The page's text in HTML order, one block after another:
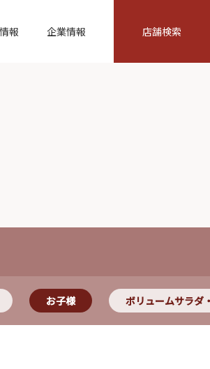
報 企業情報 店舗検索
お子様 ボリュームサラダ